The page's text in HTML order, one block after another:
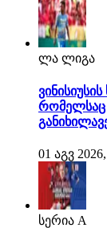
ლა ლიგა
რომელსაც
01 აგვ
სერია A